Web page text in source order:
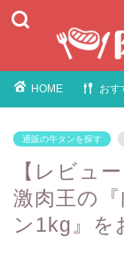
HOME おす
通販の牛タンを探す
【レビュ
激肉王の
ン1kg』を